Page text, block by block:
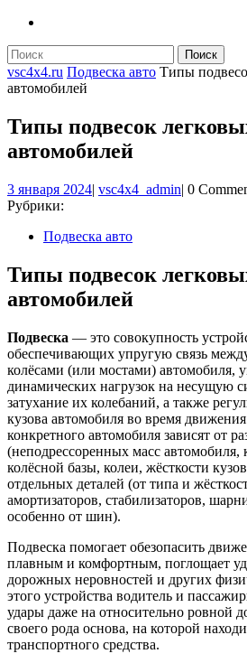
КНОПКА
Найти:
vsc4x4.ru Подвеска авто Типы
автомобилей
Типы подвесок
автомобилей
3 января 20243| vsc4x4_admin| 0
Рубрики:
Подвеска авто
Типы подвесок
автомобилей
Подвеска — это совокупность
обеспечивающих упругую связь
колёсами (или мостами) автомобиля,
динамических нагрузок на несущую
затухание их колебаний, а также
кузова автомобиля во время
конкретного автомобиля зависят от
(неподрессоренных масс автомобиля,
колёсной базы, колеи, жёсткости
отдельных деталей (от типа и
амортизаторов, стабилизаторов,
особенно от шин).
Подвеска помогает обезопасить
плавным и комфортным, поглощает
дорожных неровностей и других
этого устройства водитель и
удары даже на относительно ровной
своего рода основа, на которой
транспортного средства.